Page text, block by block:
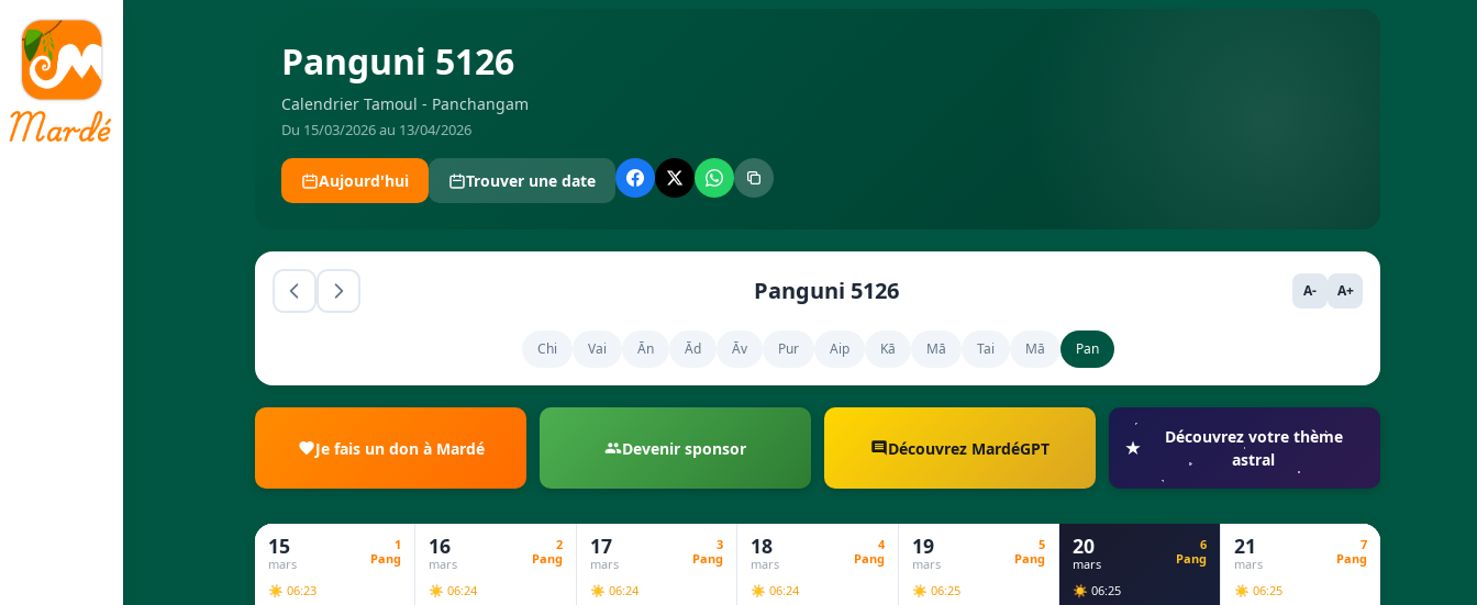
Panguni 5126
Calendrier Tamoul - Panchangam
Du 15/03/2026 au 13/04/2026
Aujourd'hui Trouver une date
Panguni 5126 A- A+
Chi Vai Ān Ād Āv Pur Aip Kā Mā Tai Mā Pan
Je fais un don à Mardé Devenir sponsor Découvrez MardéGPT
Découvrez votre thème
astral
15
mars
1
Pang
☀️ 06:23
16
mars
2
Pang
☀️ 06:24
17
mars
3
Pang
☀️ 06:24
18
mars
4
Pang
☀️ 06:24
19
mars
5
Pang
☀️ 06:25
20
mars
6
Pang
☀️ 06:25
21
mars
7
Pang
☀️ 06:25